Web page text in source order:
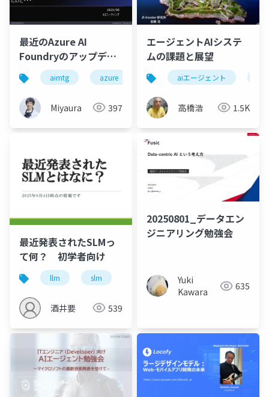
最近のAzure AI
Foundryのアップデー
ト
aimtg azure azure_ai_foundry
Miyaura 397
エージェントAIシステ
ムの課題と展望
aiエージェント
高橋浩 1.5K
最近発表されたSLMっ
て何？ 初学者向け
llm slm 生成ai
酒井要 539
20250801_データエン
ジニアリング勉強会
Yuki
Kawara
635